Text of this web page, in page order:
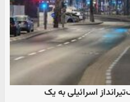
اسرائیلی به یک